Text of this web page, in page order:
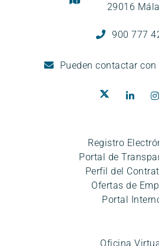
29016
900 777
Pueden contactar con
Registro
Portal de
Perfil del
Ofertas de
Portal
Oficina